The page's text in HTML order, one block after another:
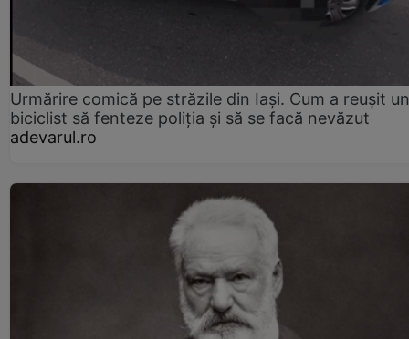
Urmărire comică pe străzile din Iași. Cum a reușit un
biciclist să fenteze poliția și să se facă nevăzut
adevarul.ro